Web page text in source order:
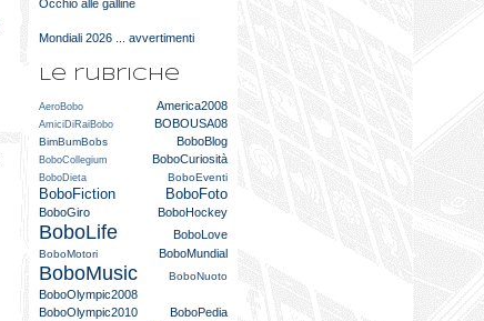
Occhio alle galline
Mondiali 2026 ... avvertimenti
Le rubriche
AeroBobo America2008
AmiciDiRaiBobo BOBOUSA08
BimBumBobs BoboBlog
BoboCollegium BoboCuriosità
BoboDieta BoboEventi
BoboFiction BoboFoto
BoboGiro BoboHockey
BoboLife BoboLove
BoboMotori BoboMundial
BoboMusic BoboNuoto
BoboOlympic2008
BoboOlympic2010
BoboPedia